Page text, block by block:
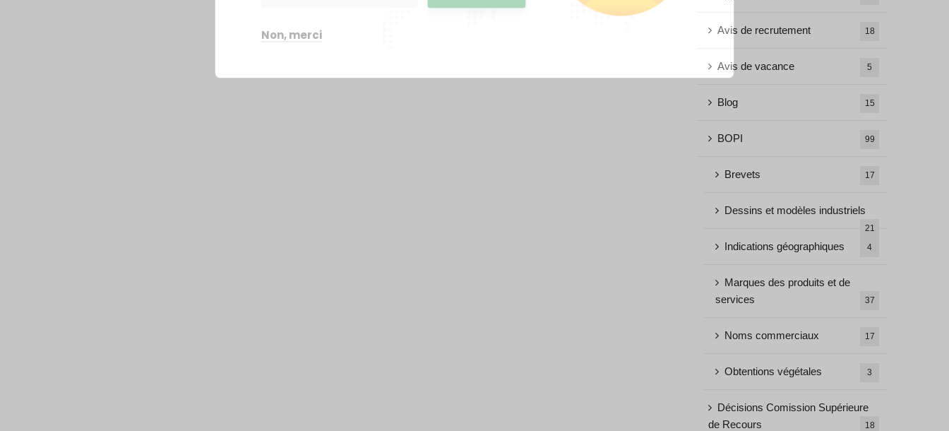
Avis de recrutement 18
Avis de vacance 5
Blog 15
BOPI 99
Brevets 17
Dessins et modèles industriels
21
Indications géographiques 4
Marques des produits et de
services
37
Noms commerciaux 17
Obtentions végétales 3
Décisions Comission Supérieure
de Recours
18
Non, merci